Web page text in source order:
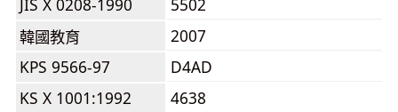
JIS X 0208-1990
5502
韓國教育
2007
KPS 9566-97
D4AD
KS X 1001:1992
4638